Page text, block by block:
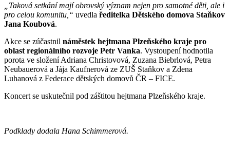
„Taková setkání mají obrovský význam nejen pro samotné děti, ale i
pro celou komunitu,“ uvedla ředitelka Dětského domova Staňkov
Jana Koubová.
Akce se zúčastnil náměstek hejtmana Plzeňského kraje pro
oblast regionálního rozvoje Petr Vanka. Vystoupení hodnotila
porota ve složení Adriana Christovová, Zuzana Biebrlová, Petra
Neubauerová a Jája Kaufnerová ze ZUŠ Staňkov a Zdena
Luhanová z Federace dětských domovů ČR – FICE.
Koncert se uskutečnil pod záštitou hejtmana Plzeňského kraje.
Podklady dodala Hana Schimmerová.